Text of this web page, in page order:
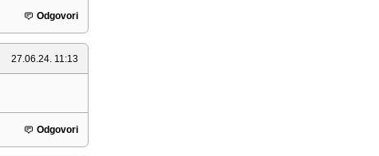
Odgovori
27.06.24. 11:13
Odgovori